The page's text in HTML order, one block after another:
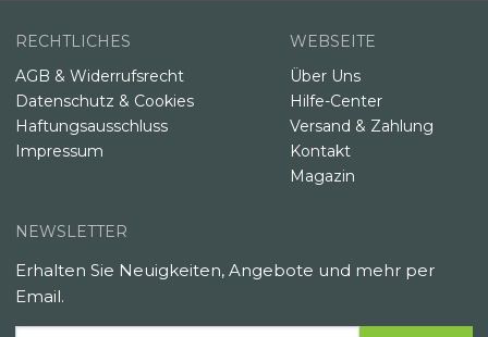
RECHTLICHES
AGB & Widerrufsrecht
Datenschutz & Cookies
Haftungsausschluss
Impressum
WEBSEITE
Über Uns
Hilfe-Center
Versand & Zahlung
Kontakt
Magazin
NEWSLETTER
Erhalten Sie Neuigkeiten, Angebote und mehr per
Email.